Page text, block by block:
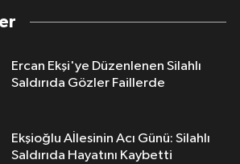
Ercan Ekşi'ye Düzenlenen Silahlı
Saldırıda Gözler Faillerde
Ekşioğlu Aİlesinin Acı Günü: Silahlı
Saldırıda Hayatını Kaybetti